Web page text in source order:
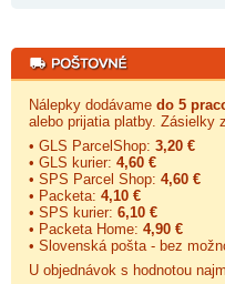
Nálepky dodávame do 5
alebo prijatia platby. Zásielky
• GLS ParcelShop: 3,20 €
• GLS kurier: 4,60 €
• SPS Parcel Shop: 4,60 €
• Packeta: 4,10 €
• SPS kurier: 6,10 €
• Packeta Home: 4,90 €
• Slovenská pošta - bez
U objednávok s hodnotou